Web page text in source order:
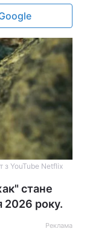
з YouTube Netflix
стане
2026 року.
Реклама